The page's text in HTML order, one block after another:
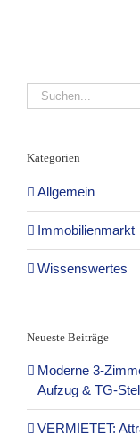
Suche
nach:
Kategorien
Allgemein
Immobilienmarkt
Wissenswertes
Neueste Beiträge
Moderne 3-
Aufzug & TG-
VERMIETET: